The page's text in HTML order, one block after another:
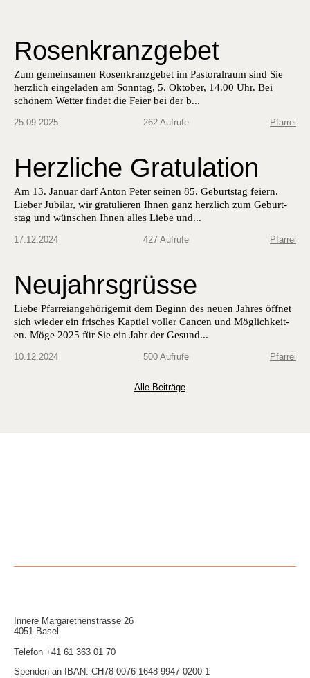
Rosenkranzgebet
Zum gemein­samen Rosenkranzge­bet im Pas­toral­raum sind Sie
her­zlich ein­ge­laden am Son­ntag, 5. Okto­ber, 14.00 Uhr. Bei
schönem Wet­ter find­et die Feier bei der b...
25.09.2025 262 Aufrufe Pfarrei
Herzliche Gratulation
Am 13. Jan­u­ar darf Anton Peter seinen 85. Geburt­stag feiern.
Lieber Jubi­lar, wir grat­ulieren Ihnen ganz her­zlich zum Geburt­
stag und wün­schen Ihnen alles Liebe und...
17.12.2024 427 Aufrufe Pfarrei
Neujahrsgrüsse
Liebe Pfar­reiange­hörigemit dem Beginn des neuen Jahres öffnet
sich wieder ein frisches Kap­tiel voller Can­cen und Möglichkeit­
en. Möge 2025 für Sie ein Jahr der Gesund...
10.12.2024 500 Aufrufe Pfarrei
Alle Beiträge
Innere Mar­garethen­strasse 26
4051 Basel
Telefon +41 61 363 01 70
Spenden an IBAN: CH78 0076 1648 9947 0200 1